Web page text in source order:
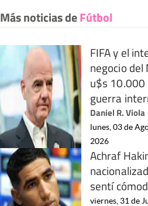
Más noticias deFútbol
FIFA y el
negocio del
u$s 10.000
guerra
Daniel R. Viola
lunes, 03 de
2026
Achraf
sentí
viernes, 31 de